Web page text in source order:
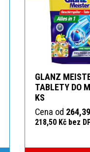
GLANZ
TABLETY DO
KS
Cena od
218,50 Kč bez